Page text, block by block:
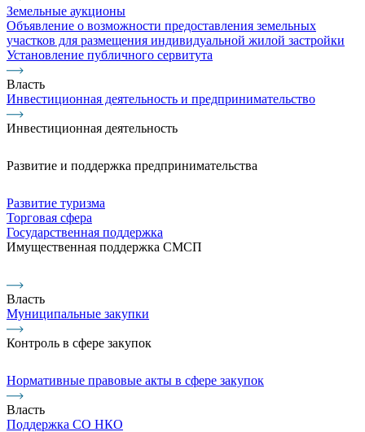
Земельные аукционы
Объявление о возможности предоставления земельных
участков для размещения индивидуальной жилой застройки
Установление публичного сервитута
Власть
Инвестиционная деятельность и предпринимательство
Инвестиционная деятельность
Развитие и поддержка предпринимательства
Развитие туризма
Торговая сфера
Государственная поддержка
Имущественная поддержка СМСП
Власть
Муниципальные закупки
Контроль в сфере закупок
Нормативные правовые акты в сфере закупок
Власть
Поддержка СО НКО